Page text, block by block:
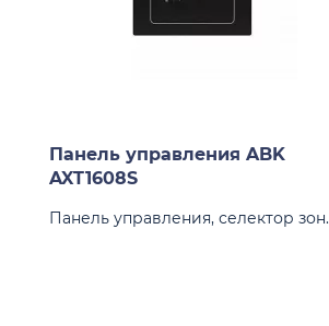
Панель управления ABK
AXT1608S
Панель управления, селектор зон.